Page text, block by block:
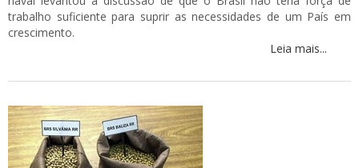
trabalho suficiente para suprir as necessidades de um País em
crescimento.
Leia mais...